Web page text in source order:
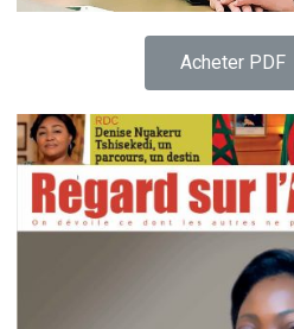
Acheter PDF